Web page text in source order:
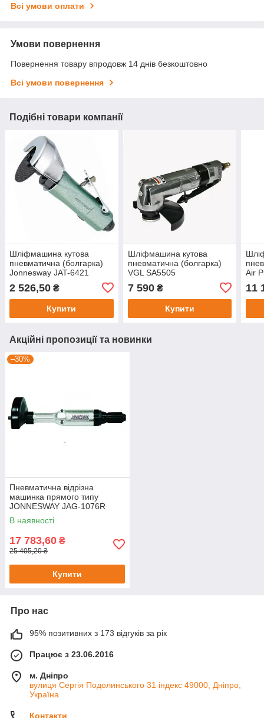
Всі умови оплати
Умови повернення
Повернення товару впродовж 14 днів безкоштовно
Всі умови повернення
Подібні товари компанії
Шліфмашина кутова
пневматична (болгарка)
Jonnesway JAT-6421
2 526,50 ₴
Купити
Шліфмашина кутова
пневматична (болгарка)
VGL SA5505
7 590₴
Купити
Air
11
Акційні пропозиції та новинки
–30%
Пневматична відрізна
машинка прямого типу
JONNESWAY JAG-1076R
В наявності
17 783,60 ₴
25 405,20 ₴
Купити
Про нас
95% позитивних з 173 відгуків за рік
Працює з 23.06.2016
м. Дніпро
вулиця Сергія Подолинського 31 індекс 49000, Дніпро,
Україна
Контакти